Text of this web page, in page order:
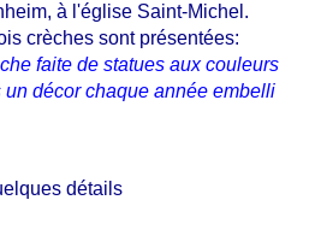
à l'église Saint-Michel.
crèches sont présentées:
faite de statues aux couleurs
décor chaque année embelli
détails